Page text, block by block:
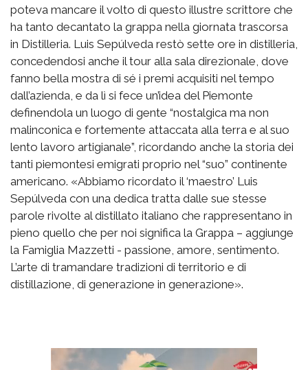
poteva mancare il volto di questo illustre scrittore che
ha tanto decantato la grappa nella giornata trascorsa
in Distilleria. Luis Sepúlveda restò sette ore in distilleria,
concedendosi anche il tour alla sala direzionale, dove
fanno bella mostra di sé i premi acquisiti nel tempo
dall’azienda, e da lì si fece un’idea del Piemonte
definendola un luogo di gente “nostalgica ma non
malinconica e fortemente attaccata alla terra e al suo
lento lavoro artigianale”, ricordando anche la storia dei
tanti piemontesi emigrati proprio nel “suo” continente
americano. «Abbiamo ricordato il ‘maestro’ Luis
Sepúlveda con una dedica tratta dalle sue stesse
parole rivolte al distillato italiano che rappresentano in
pieno quello che per noi significa la Grappa – aggiunge
la Famiglia Mazzetti - passione, amore, sentimento.
L’arte di tramandare tradizioni di territorio e di
distillazione, di generazione in generazione».